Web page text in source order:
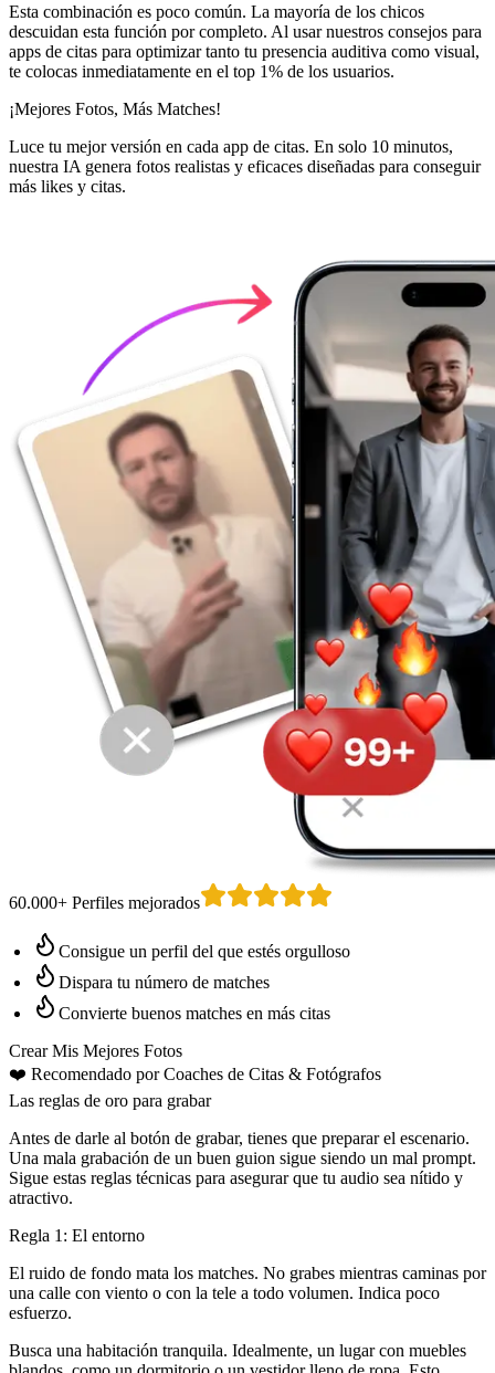
Esta combinación es poco común. La mayoría de los chicos
descuidan esta función por completo. Al usar nuestros consejos para
apps de citas para optimizar tanto tu presencia auditiva como visual,
te colocas inmediatamente en el top 1% de los usuarios.
¡Mejores Fotos, Más Matches!
Luce tu mejor versión en cada app de citas. En solo 10 minutos,
nuestra IA genera fotos realistas y eficaces diseñadas para conseguir
más likes y citas.
60.000+ Perfiles mejorados
Consigue un perfil del que estés orgulloso
Dispara tu número de matches
Convierte buenos matches en más citas
Crear Mis Mejores Fotos
❤️ Recomendado por Coaches de Citas & Fotógrafos
Las reglas de oro para grabar
Antes de darle al botón de grabar, tienes que preparar el escenario.
Una mala grabación de un buen guion sigue siendo un mal prompt.
Sigue estas reglas técnicas para asegurar que tu audio sea nítido y
atractivo.
Regla 1: El entorno
El ruido de fondo mata los matches. No grabes mientras caminas por
una calle con viento o con la tele a todo volumen. Indica poco
esfuerzo.
Busca una habitación tranquila. Idealmente, un lugar con muebles